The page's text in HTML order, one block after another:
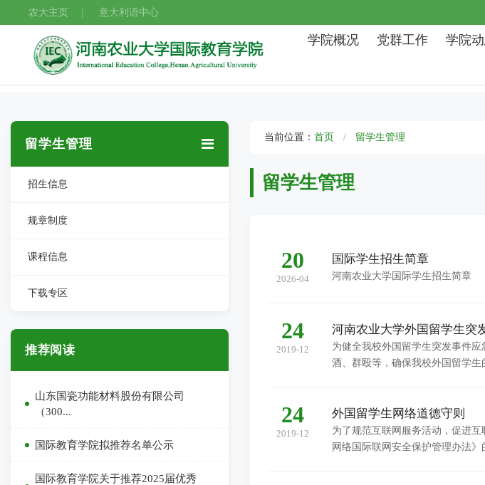
农大主页 | 意大利语中心
学院概况 党群工作 学院
留学生管理
招生信息
规章制度
课程信息
下载专区
推荐阅读
山东国瓷功能材料股份有限公司
（300...
国际教育学院拟推荐名单公示
国际教育学院关于推荐2025届优秀
当前位置： 首页 留学生管理
留学生管理
20
2026-04
国际学生招生简章
河南农业大学国际学生招生简章
24
2019-12
河南农业大学外国留学生突
为健全我校外国留学生突发事件
酒、群殴等，确保我校外国留学生
24
2019-12
外国留学生网络道德守则
为了规范互联网服务活动，促进
网络国际联网安全保护管理办法》